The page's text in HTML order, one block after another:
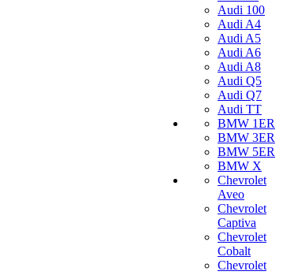
Audi 100
Audi A4
Audi A5
Audi A6
Audi A8
Audi Q5
Audi Q7
Audi TT
BMW 1ER
BMW 3ER
BMW 5ER
BMW X
Chevrolet
Aveo
Chevrolet
Captiva
Chevrolet
Cobalt
Chevrolet